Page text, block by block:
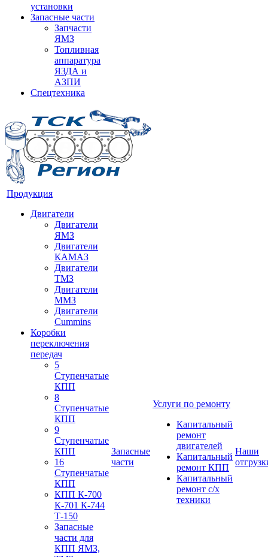
установки
Запасные части
Запчасти
ЯМЗ
Топливная
аппаратура
ЯЗДА и
АЗПИ
Спецтехника
Продукция
Двигатели
Двигатели
ЯМЗ
Двигатели
КАМАЗ
Двигатели
ТМЗ
Двигатели
ММЗ
Двигатели
Cummins
Коробки
переключения
передач
5
Ступенчатые
КПП
8
Ступенчатые
КПП
9
Ступенчатые
КПП
16
Ступенчатые
КПП
КПП К-700
К-701 К-744
Т-150
Запасные
части для
КПП ЯМЗ,
Запасные
части
Услуги по ремонту
Капитальный
ремонт
двигателей
Капитальный
ремонт КПП
Капитальный
ремонт с/х
техники
Наши